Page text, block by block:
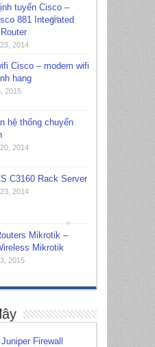
tuyến Cisco –
881 Integrated
2014
Cisco – modem wifi
hang
2015
hệ thống chuyển
2014
C3160 Rack Server
2014
Mikrotik –
Mikrotik
2015
Firewall
*